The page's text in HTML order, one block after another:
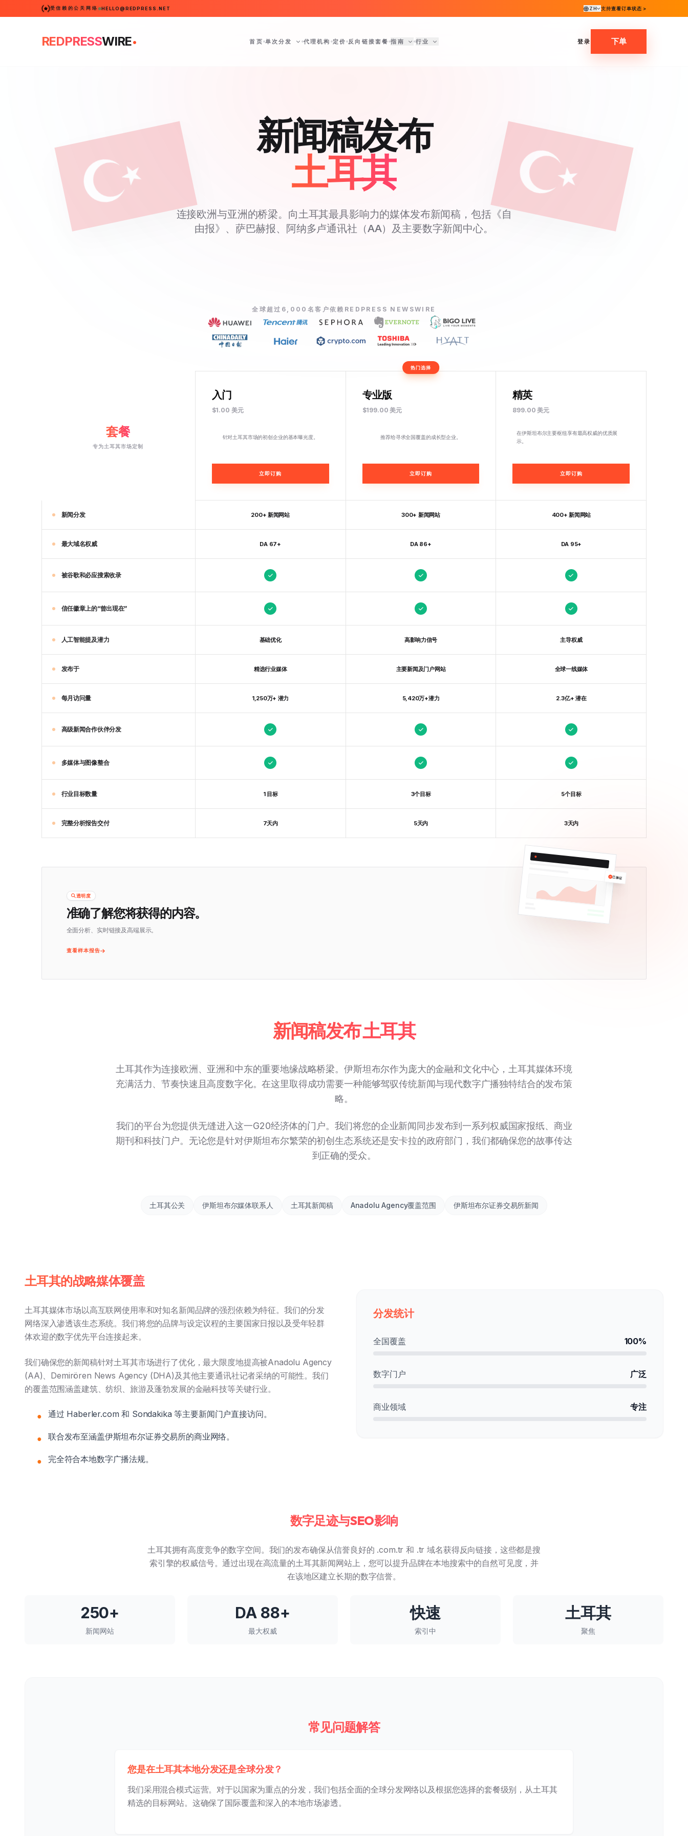
受信赖的公关网络 HELLO@REDPRESS.NET ZH 支持查看订单状态 >
REDPRESSWIRE. 首页 单次分发 代理机构 定价 反向链接套餐 指南 行业 登录 下单
新闻稿发布
土耳其
连接欧洲与亚洲的桥梁。向土耳其最具影响力的媒体发布新闻稿，包括《自
由报》、萨巴赫报、阿纳多卢通讯社（AA）及主要数字新闻中心。
全球超过6,000名客户依赖REDPRESS NEWSWIRE
套餐
专为土耳其市场定制
入门
$1.00 美元
针对土耳其市场的初创企业的基本曝光度。
立即订购
热门选择
专业版
$199.00 美元
推荐给寻求全国覆盖的成长型企业。
立即订购
精英
899.00 美元
在伊斯坦布尔主要枢纽享有最高权威的优质展
示。
立即订购
新闻分发 200+ 新闻网站 300+ 新闻网站 400+ 新闻网站
最大域名权威 DA 67+ DA 86+ DA 95+
被谷歌和必应搜索收录
信任徽章上的“曾出现在”
人工智能提及潜力 基础优化 高影响力信号 主导权威
发布于 精选行业媒体 主要新闻及门户网站 全球一线媒体
每月访问量 1,250万+ 潜力 5,420万+潜力 2.3亿+ 潜在
高级新闻合作伙伴分发
多媒体与图像整合
行业目标数量 1 目标 3个目标 5个目标
完整分析报告交付 7天内 5天内 3天内
透明度
准确了解您将获得的内容。
全面分析、实时链接及高端展示。
查看样本报告
已验证
新闻稿发布 土耳其
土耳其作为连接欧洲、亚洲和中东的重要地缘战略桥梁。伊斯坦布尔作为庞大的金融和文化中心，土耳其媒体环境
充满活力、节奏快速且高度数字化。在这里取得成功需要一种能够驾驭传统新闻与现代数字广播独特结合的发布策
略。
我们的平台为您提供无缝进入这一G20经济体的门户。我们将您的企业新闻同步发布到一系列权威国家报纸、商业
期刊和科技门户。无论您是针对伊斯坦布尔繁荣的初创生态系统还是安卡拉的政府部门，我们都确保您的故事传达
到正确的受众。
土耳其公关 伊斯坦布尔媒体联系人 土耳其新闻稿 Anadolu Agency覆盖范围 伊斯坦布尔证券交易所新闻
土耳其的战略媒体覆盖
土耳其媒体市场以高互联网使用率和对知名新闻品牌的强烈依赖为特征。我们的分发
网络深入渗透该生态系统。我们将您的品牌与设定议程的主要国家日报以及受年轻群
体欢迎的数字优先平台连接起来。
我们确保您的新闻稿针对土耳其市场进行了优化，最大限度地提高被Anadolu Agency
(AA)、Demirören News Agency (DHA)及其他主要通讯社记者采纳的可能性。我们
的覆盖范围涵盖建筑、纺织、旅游及蓬勃发展的金融科技等关键行业。
● 通过 Haberler.com 和 Sondakika 等主要新闻门户直接访问。
● 联合发布至涵盖伊斯坦布尔证券交易所的商业网络。
● 完全符合本地数字广播法规。
分发统计
全国覆盖 100%
数字门户 广泛
商业领域 专注
数字足迹与SEO影响
土耳其拥有高度竞争的数字空间。我们的发布确保从信誉良好的 .com.tr 和 .tr 域名获得反向链接，这些都是搜
索引擎的权威信号。通过出现在高流量的土耳其新闻网站上，您可以提升品牌在本地搜索中的自然可见度，并
在该地区建立长期的数字信誉。
250+
新闻网站
DA 88+
最大权威
快速
索引中
土耳其
聚焦
常见问题解答
您是在土耳其本地分发还是全球分发？
我们采用混合模式运营。对于以国家为重点的分发，我们包括全面的全球分发网络以及根据您选择的套餐级别，从土耳其
精选的目标网站。这确保了国际覆盖和深入的本地市场渗透。